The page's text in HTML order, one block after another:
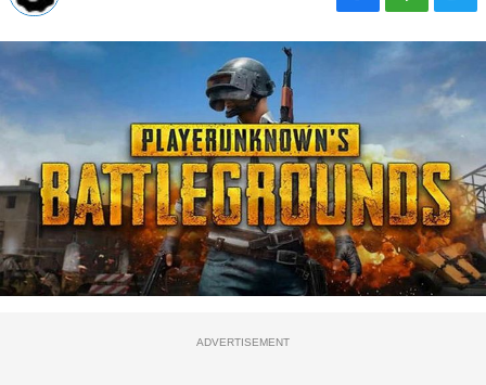
ADVERTISEMENT